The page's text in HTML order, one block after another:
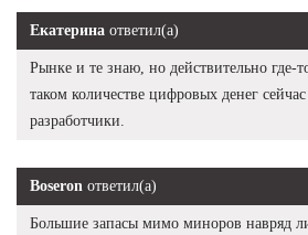
Екатерина ответил(а)
Рынке и те знаю, но действительно где-
таком количестве цифровых денег
разработчики.
Boseron ответил(а)
Большие запасы мимо миноров навряд